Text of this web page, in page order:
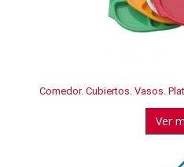
Comedor. Cubiertos. Vasos.
Ver